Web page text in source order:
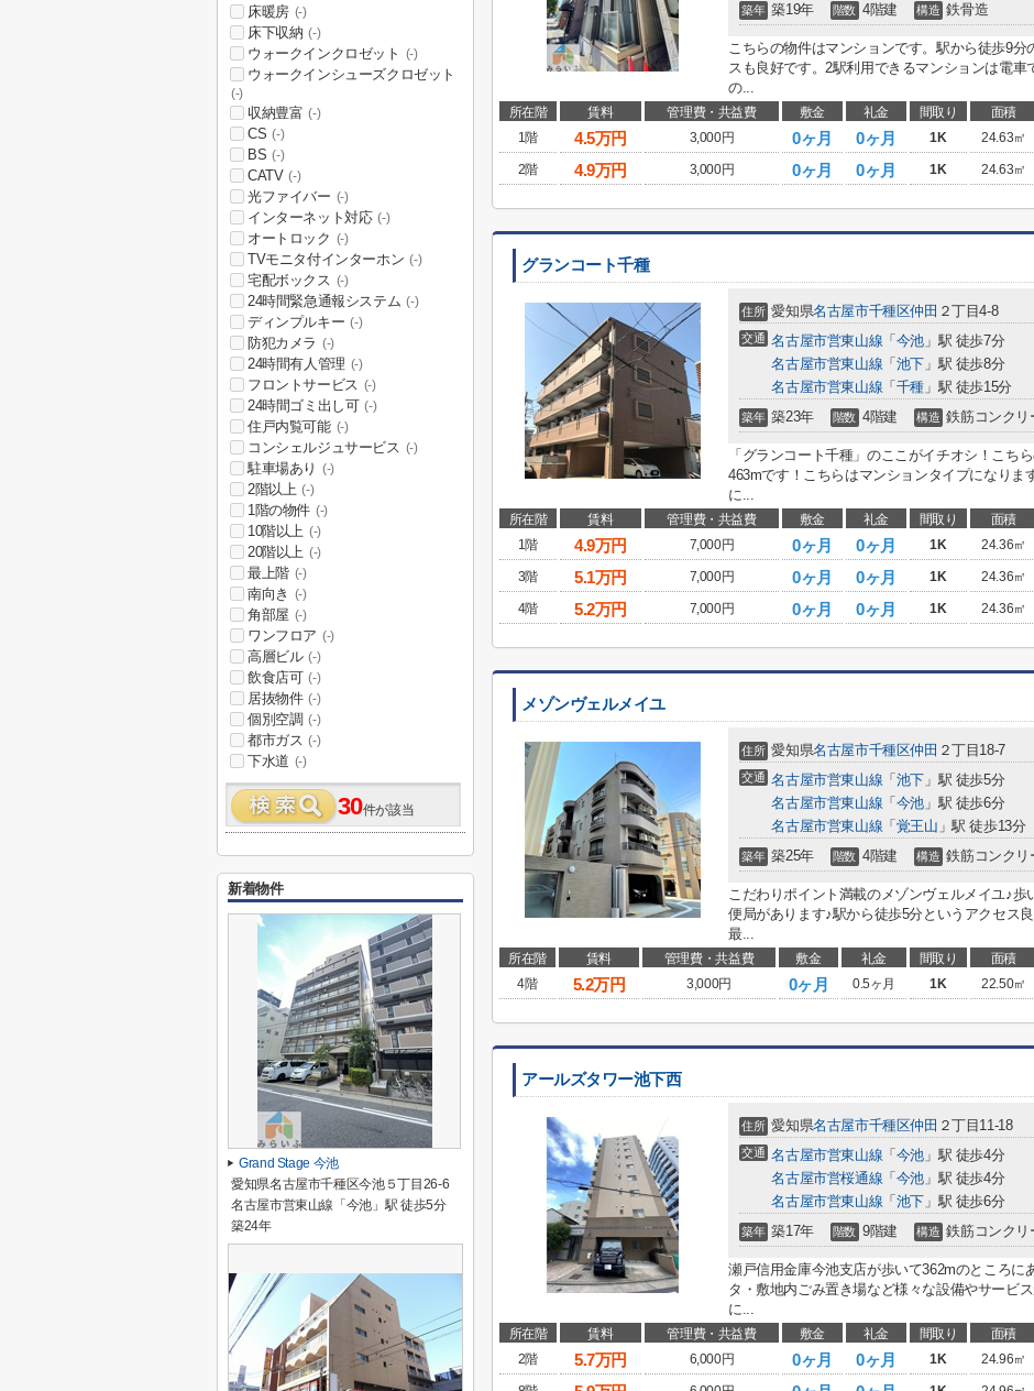
築年 築19年 階数 4階建 構造 鉄骨造
こちらの物件はマンションです。駅から徒歩9
スも良好です。2駅利用できるマンションは電車
の...
所在階 賃料 管理費・共益費 敷金 礼金 間取り 面積
1階
4.5万円 3,000円 0ヶ月 0ヶ月 1K 24.63㎡
2階
4.9万円 3,000円 0ヶ月 0ヶ月 1K 24.63㎡
グランコート千種
住所 愛知県名古屋市千種区仲田 ２丁目4-8
交通 名古屋市営東山線 「 今池 」駅 徒歩7分
名古屋市営東山線 「 池下 」駅 徒歩8分
名古屋市営東山線 「 千種 」駅 徒歩15分
築年 築23年 階数 4階建 構造 鉄筋コンクリ
「グランコート千種」のここがイチオシ！こち
463mです！こちらはマンションタイプになりま
に...
所在階 賃料 管理費・共益費 敷金 礼金 間取り 面積
1階
4.9万円 7,000円 0ヶ月 0ヶ月 1K 24.36㎡
3階
5.1万円 7,000円 0ヶ月 0ヶ月 1K 24.36㎡
4階
5.2万円 7,000円 0ヶ月 0ヶ月 1K 24.36㎡
メゾンヴェルメイユ
住所 愛知県名古屋市千種区仲田 ２丁目18-7
交通 名古屋市営東山線 「 池下 」駅 徒歩5分
名古屋市営東山線 「 今池 」駅 徒歩6分
名古屋市営東山線 「 覚王山 」駅 徒歩13分
築年 築25年 階数 4階建 構造 鉄筋コンクリ
こだわりポイント満載のメゾンヴェルメイユ♪
便局があります♪駅から徒歩5分というアクセス
最...
所在階 賃料 管理費・共益費 敷金 礼金 間取り 面積
4階
5.2万円 3,000円 0ヶ月 0.5ヶ月 1K 22.50㎡
アールズタワー池下西
住所 愛知県名古屋市千種区仲田 ２丁目11-18
交通 名古屋市営東山線 「 今池 」駅 徒歩4分
名古屋市営桜通線 「 今池 」駅 徒歩4分
名古屋市営東山線 「 池下 」駅 徒歩6分
築年 築17年 階数 9階建 構造 鉄筋コンクリ
瀬戸信用金庫今池支店が歩いて362mのところに
タ・敷地内ごみ置き場など様々な設備やサービ
に...
所在階 賃料 管理費・共益費 敷金 礼金 間取り 面積
2階
5.7万円 6,000円 0ヶ月 0ヶ月 1K 24.96㎡
床暖房 (-)
床下収納 (-)
ウォークインクロゼット (-)
ウォークインシューズクロゼット
(-)
収納豊富 (-)
CS (-)
BS (-)
CATV (-)
光ファイバー (-)
インターネット対応 (-)
オートロック (-)
TVモニタ付インターホン (-)
宅配ボックス (-)
24時間緊急通報システム (-)
ディンプルキー (-)
防犯カメラ (-)
24時間有人管理 (-)
フロントサービス (-)
24時間ゴミ出し可 (-)
住戸内覧可能 (-)
コンシェルジュサービス (-)
駐車場あり (-)
2階以上 (-)
1階の物件 (-)
10階以上 (-)
20階以上 (-)
最上階 (-)
南向き (-)
角部屋 (-)
ワンフロア (-)
高層ビル (-)
飲食店可 (-)
居抜物件 (-)
個別空調 (-)
都市ガス (-)
下水道 (-)
30件が該当
新着物件
Grand Stage 今池
愛知県名古屋市千種区今池５丁目26-6
名古屋市営東山線「今池」駅 徒歩5分
築24年